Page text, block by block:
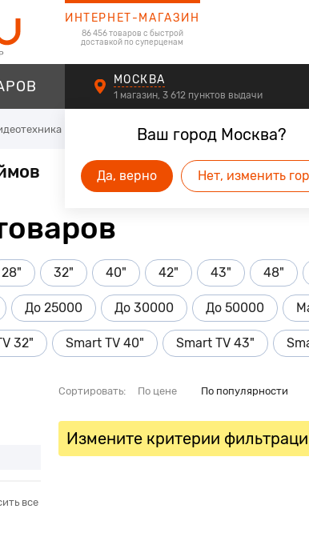
ИНТЕРНЕТ-МАГАЗИН
86 456 товаров с быстрой
доставкой по суперценам
Ваш город Москва?
Да, верно Нет, изменить
МОСКВА
1 магазин, 3 612 пунктов выдачи
Телевизоры Телевизоры 70 дюймов
28" 32" 40" 42" 43" 48"
До 25000 До 30000 До 50000
32" Smart TV 40" Smart TV 43"
все
Сортировать: По цене По популярности
Измените критерии